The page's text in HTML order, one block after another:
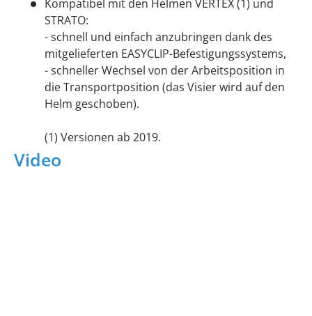
Kompatibel mit den Helmen VERTEX (1) und
STRATO:
- schnell und einfach anzubringen dank des
mitgelieferten EASYCLIP-Befestigungssystems,
- schneller Wechsel von der Arbeitsposition in
die Transportposition (das Visier wird auf den
Helm geschoben).
(1) Versionen ab 2019.
Video